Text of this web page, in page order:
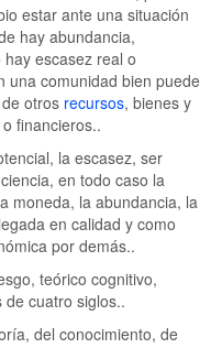
estar ante una situación
hay abundancia,
escasez real o
una comunidad bien puede
otros recursos, bienes y
financieros..
la escasez, ser
en todo caso la
moneda, la abundancia, la
en calidad y como
por demás..
teórico cognitivo,
cuatro siglos..
del conocimiento, de